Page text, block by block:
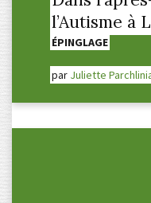
l’Autisme à
ÉPINGLAGE
par Juliette